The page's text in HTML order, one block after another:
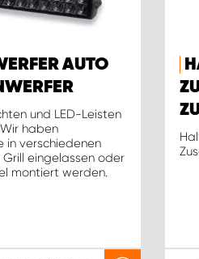
AUTO
und LED-Leisten
haben
verschiedenen
eingelassen oder
montiert werden.